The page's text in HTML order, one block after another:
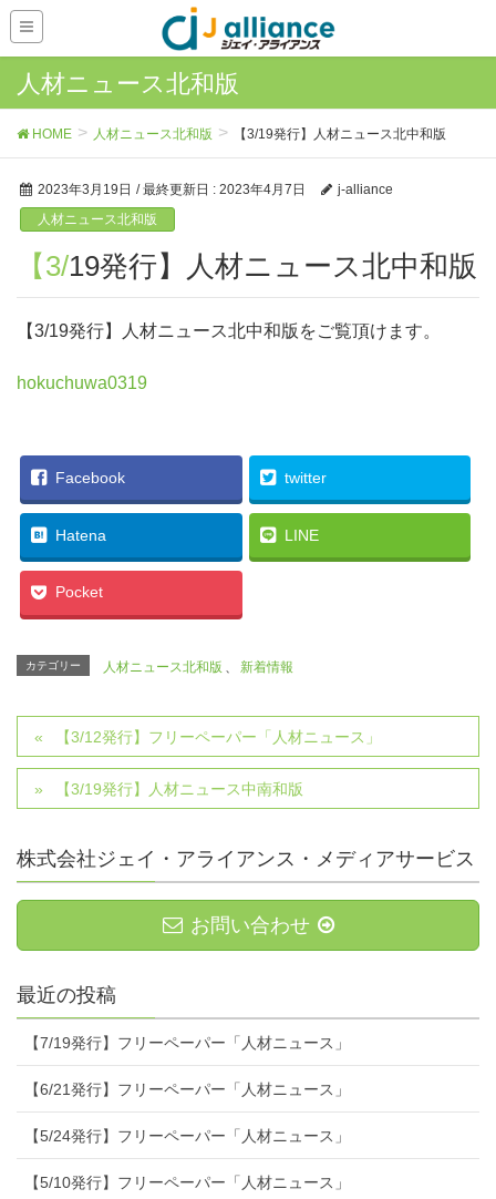
人材ニュース北和版
HOME 人材ニュース北和版 【3/19発行】人材ニュース北中和版
2023年3月19日 / 最終更新日 : 2023年4月7日
j-alliance
人材ニュース北和版
【3/19発行】人材ニュース北中和版
【3/19発行】人材ニュース北中和版をご覧頂けます。
hokuchuwa0319
Facebook twitter
Hatena LINE
Pocket
カテゴリー 人材ニュース北和版 、 新着情報
【3/12発行】フリーペーパー「人材ニュース」
【3/19発行】人材ニュース中南和版
株式会社ジェイ・アライアンス・メディアサービス
お問い合わせ
最近の投稿
【7/19発行】フリーペーパー「人材ニュース」
【6/21発行】フリーペーパー「人材ニュース」
【5/24発行】フリーペーパー「人材ニュース」
【5/10発行】フリーペーパー「人材ニュース」